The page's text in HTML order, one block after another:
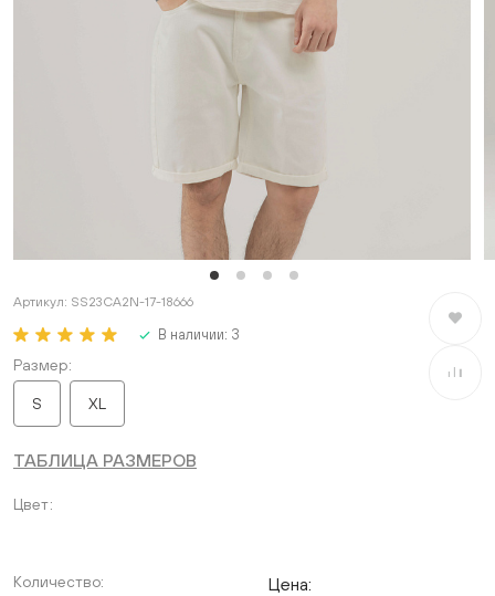
Артикул: SS23CA2N-17-18666
В наличии: 3
В
В
Размер
S XL
ТАБЛИЦА РАЗМЕРОВ
Цвет
Количество: Цена: